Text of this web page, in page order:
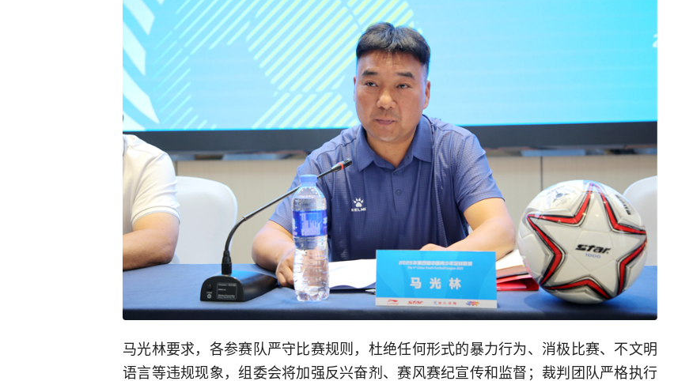
马光林要求，各参赛队严守比赛规则，杜绝任何形式的暴力行为、消极比赛、不文明
语言等违规现象，组委会将加强反兴奋剂、赛风赛纪宣传和监督；裁判团队严格执行